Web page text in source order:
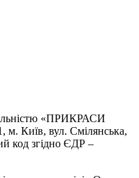
«ПРИКРАСИ
м. Київ, вул. Смілянська,
код згідно ЄДР –